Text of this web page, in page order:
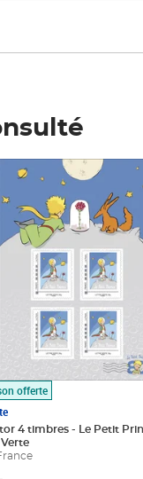
offerte
4 timbres - Le Petit
Verte